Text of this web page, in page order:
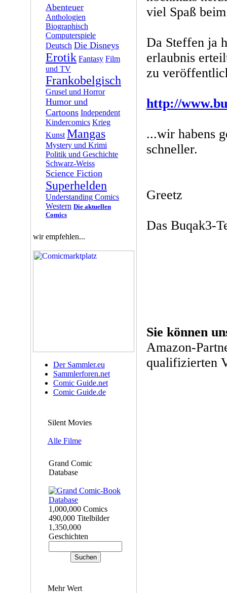
Abenteuer
Anthologien
Biographisch
Computerspiele
Deutsch Die Disneys
Erotik Fantasy Film
und TV
Frankobelgisch
Grusel und Horror
Humor und
Cartoons Independent
Kindercomics Krieg
Kunst Mangas
Mystery und Krimi
Politik und Geschichte
Schwarz-Weiss
Science Fiction
Superhelden
Understanding Comics
Western Die aktuellen
Comics
wir empfehlen...
Der Sammler.eu
Sammlerforen.net
Comic Guide.net
Comic Guide.de
Silent Movies
Alle Filme
Grand Comic
Database
1,000,000 Comics
490,000 Titelbilder
1,350,000
Geschichten
Mehr Wert
viel Spaß
Da Steffen ja
erlaubnis
zu
http://
...wir habens
schneller.
Greetz
Das Buqak3-
Sie können
Amazon-
qualifizierten